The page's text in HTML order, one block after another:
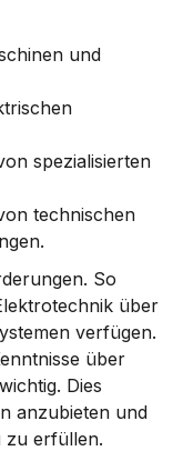
und
spezialisierten
technischen
So
über
verfügen.
über
Dies
anzubieten und
zu erfüllen.